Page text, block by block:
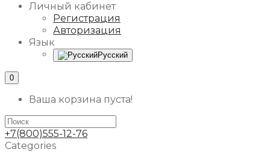
Личный кабинет
Регистрация
Авторизация
Язык
Русский
0
Ваша корзина пуста!
+7(800)555-12-76
Categories